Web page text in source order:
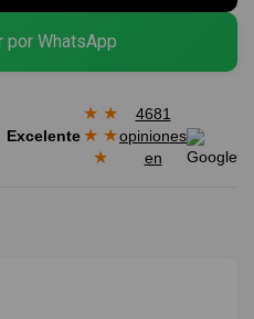
por WhatsApp
Excelente
★ ★
★ ★
★
4681
opiniones
en